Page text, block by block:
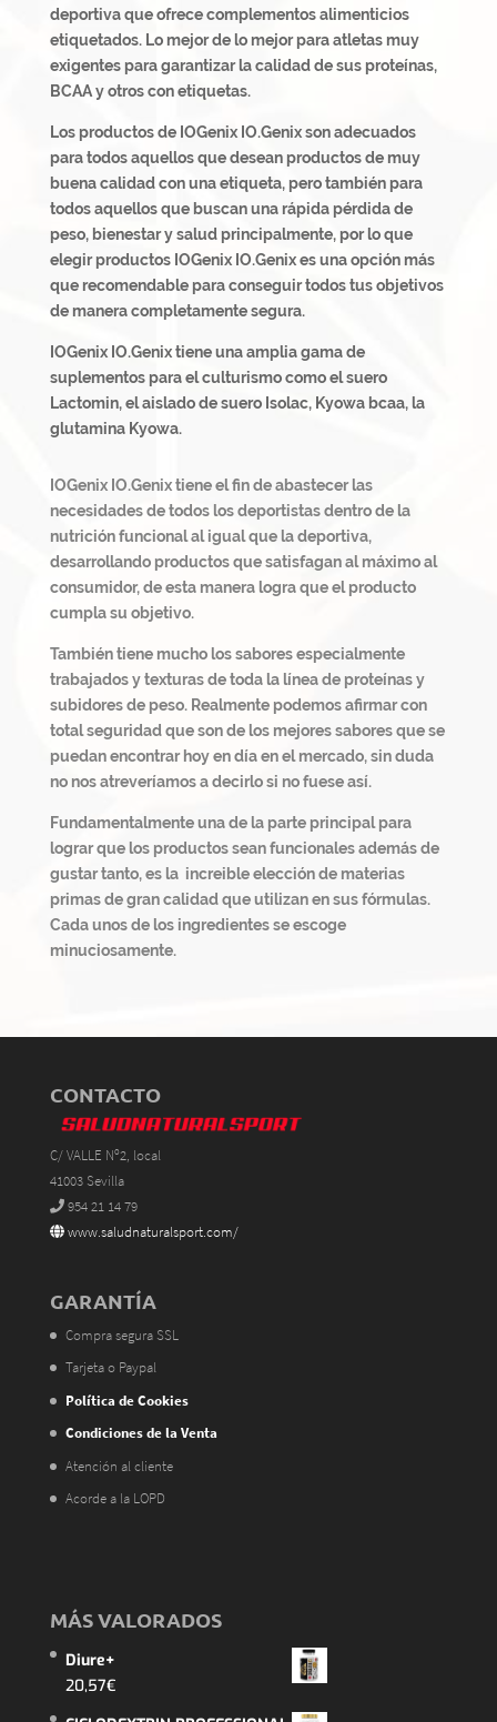
deportiva que ofrece complementos alimenticios
etiquetados. Lo mejor de lo mejor para atletas muy
exigentes para garantizar la calidad de sus proteínas,
BCAA y otros con etiquetas.
Los productos de IOGenix IO.Genix son adecuados
para todos aquellos que desean productos de muy
buena calidad con una etiqueta, pero también para
todos aquellos que buscan una rápida pérdida de
peso, bienestar y salud principalmente, por lo que
elegir productos IOGenix IO.Genixes una opción más
que recomendable para conseguir todos tus objetivos
de manera completamente segura.
IOGenix IO.Genix tiene una amplia gama de
suplementos para el culturismo como el suero
Lactomin, el aislado de suero Isolac, Kyowa bcaa, la
glutamina Kyowa.
IOGenix IO.Genixtiene el fin de abastecer las
necesidades de todos los deportistas dentro de la
nutrición funcional al igual que la deportiva,
desarrollando productos que satisfagan al máximo al
consumidor, de esta manera logra que el producto
cumpla su objetivo.
También tiene mucho los sabores especialmente
trabajados y texturas de toda la línea de proteínas y
subidores de peso. Realmente podemos afirmar con
total seguridad que son de los mejores sabores que se
puedan encontrar hoy en día en el mercado, sin duda
no nos atreveríamos a decirlo si no fuese así.
Fundamentalmente una de la parte principal para
lograr que los productos sean funcionales además de
gustar tanto, es la increible elección de materias
primas de gran calidad que utilizan en sus fórmulas.
Cada unos de los ingredientes se escoge
minuciosamente.
CONTACTO
C/ VALLE Nº2, local
41003 Sevilla
954 21 14 79
www.saludnaturalsport.com/
GARANTÍA
Compra segura SSL
Tarjeta o Paypal
Política de Cookies
Condiciones de la Venta
Atención al cliente
Acorde a la LOPD
MÁS VALORADOS
Diure+
20,57€